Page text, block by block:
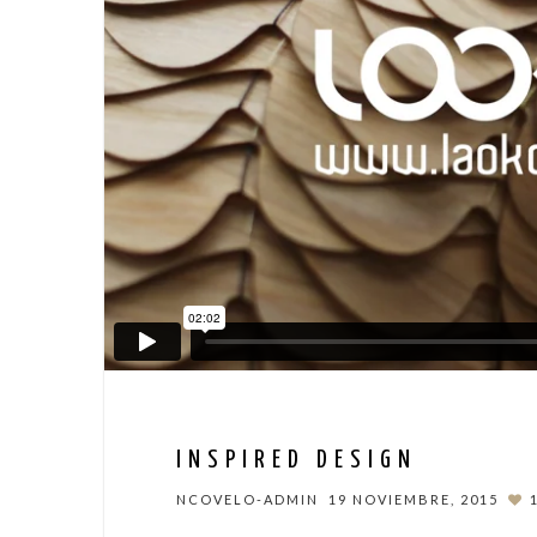
INSPIRED DESIGN
NCOVELO-ADMIN 19 NOVIEMBRE, 2015